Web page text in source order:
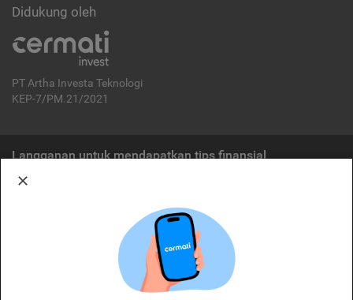
Didukung oleh
PT Artha Investa Teknologi
KEP-7/PM.21/2021
Langganan untuk mendapatkan tips finansial
Cermati merupakan penyelenggara agregasi jasa keuangan yang terdaftar di
OJK. Oleh karena itu, produk dan/atau layanan jasa keuangan yang
ditawarkan bukan merupakan produk dan/atau layanan jasa keuangan yang
diterbitkan oleh Cermati dan Cermati tidak bertanggung jawab atas tuntutan